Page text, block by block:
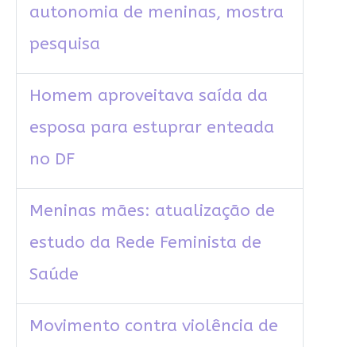
autonomia de meninas, mostra
pesquisa
Homem aproveitava saída da
esposa para estuprar enteada
no DF
Meninas mães: atualização de
estudo da Rede Feminista de
Saúde
Movimento contra violência de